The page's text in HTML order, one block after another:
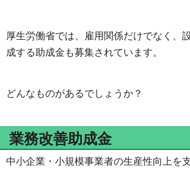
厚生労働省では、雇用関係だけでなく、
成する助成金も募集されています。
どんなものがあるでしょうか？
業務改善助成金
中小企業・小規模事業者の生産性向上を